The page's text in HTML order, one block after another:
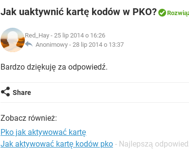
Jak uaktywnić kartę kodów w PKO?
Red_Hay - 25 lip 2014 o 16:26
Anonimowy - 28 lip 2014 o 13:37
Bardzo dziękuję za odpowiedź.
Share
Zobacz również:
Pko jak aktywować kartę
Jak aktywować kartę kodów pko - Najlepszą